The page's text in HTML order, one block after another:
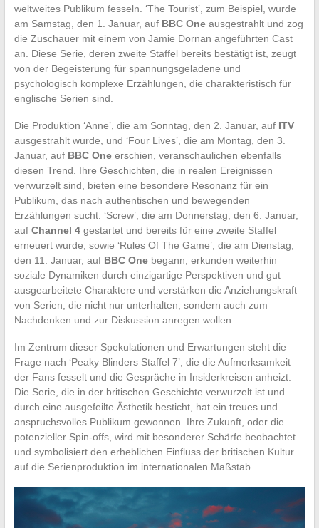
weltweites Publikum fesseln. ‘The Tourist’, zum Beispiel, wurde
am Samstag, den 1. Januar, auf BBC Oneausgestrahlt und zog
die Zuschauer mit einem von Jamie Dornan angeführten Cast
an. Diese Serie, deren zweite Staffel bereits bestätigt ist, zeugt
von der Begeisterung für spannungsgeladene und
psychologisch komplexe Erzählungen, die charakteristisch für
englische Serien sind.
Die Produktion ‘Anne’, die am Sonntag, den 2. Januar, auf ITV
ausgestrahlt wurde, und ‘Four Lives’, die am Montag, den 3.
Januar, auf BBC Oneerschien, veranschaulichen ebenfalls
diesen Trend. Ihre Geschichten, die in realen Ereignissen
verwurzelt sind, bieten eine besondere Resonanz für ein
Publikum, das nach authentischen und bewegenden
Erzählungen sucht. ‘Screw’, die am Donnerstag, den 6. Januar,
auf Channel 4gestartet und bereits für eine zweite Staffel
erneuert wurde, sowie ‘Rules Of The Game’, die am Dienstag,
den 11. Januar, auf BBC Onebegann, erkunden weiterhin
soziale Dynamiken durch einzigartige Perspektiven und gut
ausgearbeitete Charaktere und verstärken die Anziehungskraft
von Serien, die nicht nur unterhalten, sondern auch zum
Nachdenken und zur Diskussion anregen wollen.
Im Zentrum dieser Spekulationen und Erwartungen steht die
Frage nach ‘Peaky Blinders Staffel 7’, die die Aufmerksamkeit
der Fans fesselt und die Gespräche in Insiderkreisen anheizt.
Die Serie, die in der britischen Geschichte verwurzelt ist und
durch eine ausgefeilte Ästhetik besticht, hat ein treues und
anspruchsvolles Publikum gewonnen. Ihre Zukunft, oder die
potenzieller Spin-offs, wird mit besonderer Schärfe beobachtet
und symbolisiert den erheblichen Einfluss der britischen Kultur
auf die Serienproduktion im internationalen Maßstab.